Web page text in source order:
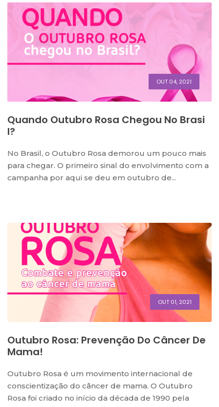
OUT 04, 2021
Quando Outubro Rosa Chegou No Brasi
L?
No Brasil, o Outubro Rosa demorou um pouco mais
para chegar. O primeiro sinal do envolvimento com a
campanha por aqui se deu em outubro de...
OUT 01, 2021
Outubro Rosa: Prevenção Do Câncer De
Mama!
Outubro Rosa é um movimento internacional de
conscientização do câncer de mama. O Outubro
Rosa foi criado no início da década de 1990 pela